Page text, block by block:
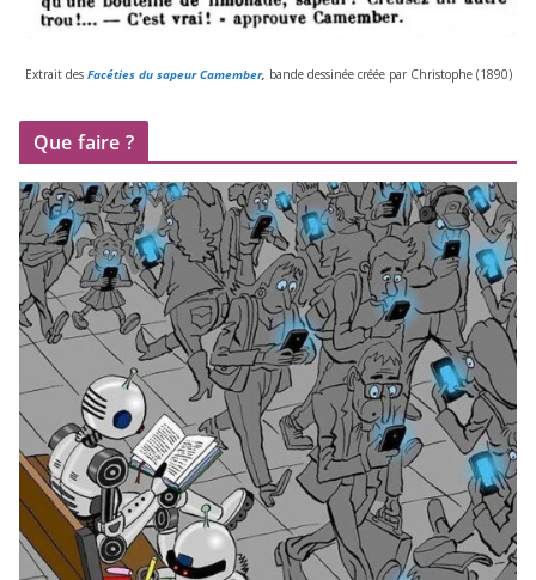
Extrait desFacéties du sapeur Camember, bande des­si­née créée par Christophe (1890)
Que faire ?